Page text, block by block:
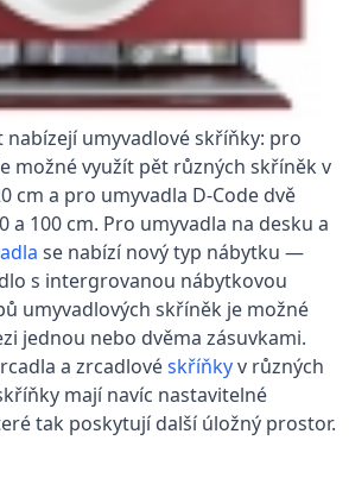
umyvadlové skříňky: pro
možné využít pět různých skříněk v
cm a pro umyvadla D-Code dvě
a 100 cm. Pro umyvadla na desku a
se nabízí nový typ nábytku —
s intergrovanou nábytkovou
umyvadlových skříněk je možné
jednou nebo dvěma zásuvkami.
a zrcadlovéskříňkyv různých
mají navíc nastavitelné
tak poskytují další úložný prostor.